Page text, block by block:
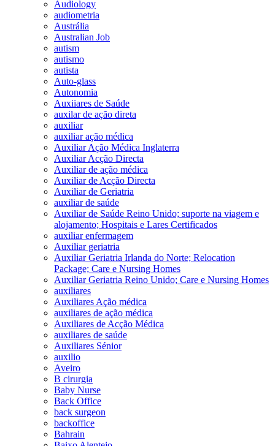
Audiology
audiometria
Austrália
Australian Job
autism
autismo
autista
Auto-glass
Autonomia
Auxiiares de Saúde
auxilar de ação direta
auxiliar
auxiliar ação médica
Auxiliar Ação Médica Inglaterra
Auxiliar Acção Directa
Auxiliar de ação médica
Auxiliar de Acção Directa
Auxiliar de Geriatria
auxiliar de saúde
Auxiliar de Saúde Reino Unido; suporte na viagem e
alojamento; Hospitais e Lares Certificados
auxiliar enfermagem
Auxiliar geriatria
Auxiliar Geriatria Irlanda do Norte; Relocation
Package; Care e Nursing Homes
Auxiliar Geriatria Reino Unido; Care e Nursing Homes
auxiliares
Auxiliares Ação médica
auxiliares de ação médica
Auxiliares de Acção Médica
auxiliares de saúde
Auxiliares Sénior
auxilio
Aveiro
B cirurgia
Baby Nurse
Back Office
back surgeon
backoffice
Bahrain